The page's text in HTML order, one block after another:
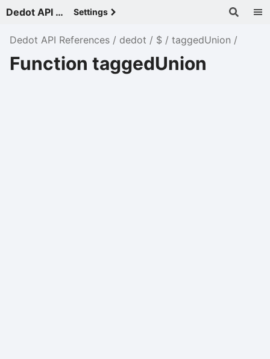
Dedot API References - v Settings
Dedot API References dedot $ taggedUnion
Function taggedUnion